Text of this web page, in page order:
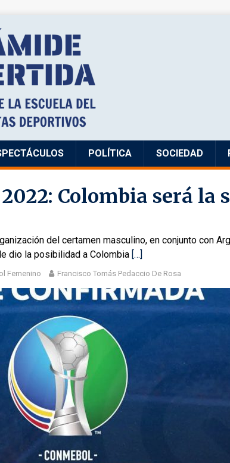
POLÍTICA SOCIEDAD
Colombia será la
del certamen masculino, en conjunto con
dio la posibilidad a Colombia […]
Femenino Francisco Tomás Pedaccio De Rosa